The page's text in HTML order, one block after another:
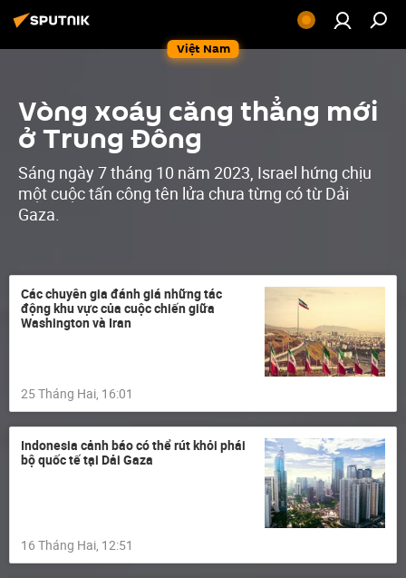
Việt Nam
Vòng xoáy căng thẳng mới
ở Trung Đông
Sáng ngày 7 tháng 10 năm 2023, Israel hứng chịu
một cuộc tấn công tên lửa chưa từng có từ Dải
Gaza.
Các chuyên gia đánh giá những tác
động khu vực của cuộc chiến giữa
Washington và Iran
25 Tháng Hai, 16:01
Indonesia cảnh báo có thể rút khỏi phái
bộ quốc tế tại Dải Gaza
16 Tháng Hai, 12:51